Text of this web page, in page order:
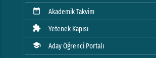
date_range
Akademik Takvim
extension
Yetenek Kapısı
school
Aday Öğrenci Portalı